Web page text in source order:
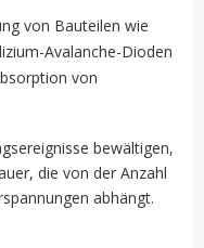
von Bauteilen wie
Avalanche-Dioden
von
bewältigen,
die von der Anzahl
abhängt.